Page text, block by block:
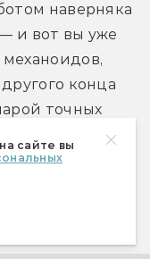
сайте вы
наверняка
и вот вы уже
конца
точных